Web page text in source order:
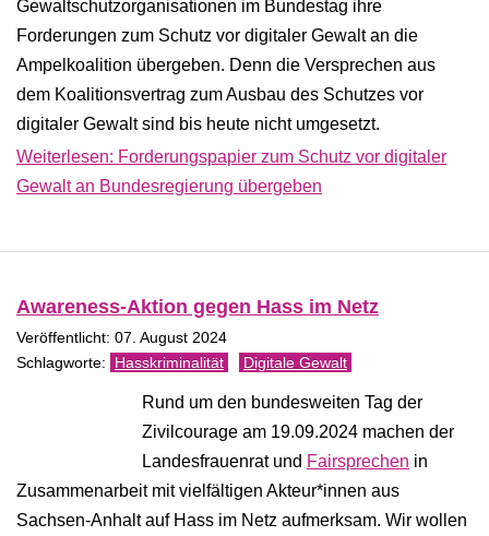
Gewaltschutzorganisationen im Bundestag ihre
Forderungen zum Schutz vor digitaler Gewalt an die
Ampelkoalition übergeben. Denn die Versprechen aus
dem Koalitionsvertrag zum Ausbau des Schutzes vor
digitaler Gewalt sind bis heute nicht umgesetzt.
Weiterlesen: Forderungspapier zum Schutz vor digitaler
Gewalt an Bundesregierung übergeben
Awareness-Aktion gegen Hass im Netz
Veröffentlicht: 07. August 2024
Hasskriminalität Digitale Gewalt
Rund um den bundesweiten Tag der
Zivilcourage am 19.09.2024 machen der
Landesfrauenrat und Fairsprechen in
Zusammenarbeit mit vielfältigen Akteur*innen aus
Sachsen-Anhalt auf Hass im Netz aufmerksam. Wir wollen